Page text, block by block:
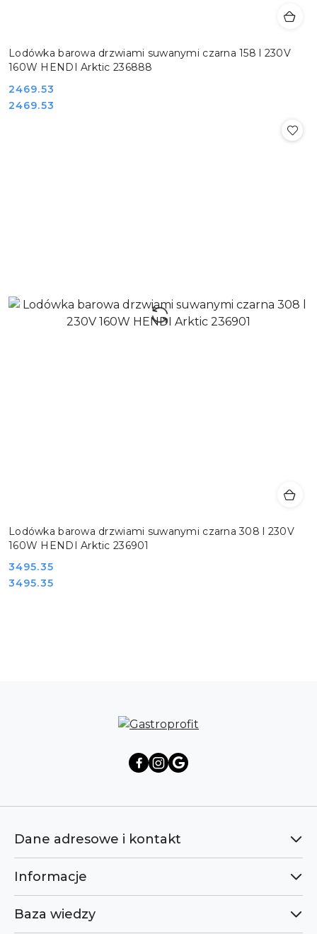
Lodówka barowa drzwiami suwanymi czarna 158 l 230V
160W HENDI Arktic 236888
Cena:
2469.53
Cena:
2469.53
Lodówka barowa drzwiami suwanymi czarna 308 l 230V
160W HENDI Arktic 236901
Cena:
3495.35
Cena:
3495.35
Dane adresowe i kontakt
Informacje
Baza wiedzy